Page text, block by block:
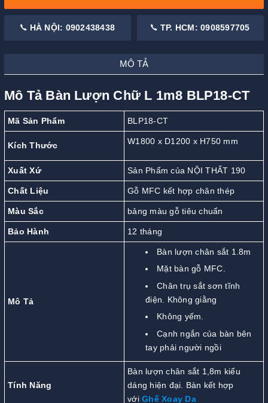
HÀ NỘI: 0902438438 TP. HCM: 0908597705
MÔ TẢ
Mô Tả Bàn Lượn Chữ L 1m8 BLP18-CT
Mã Sản Phẩm BLP18-CT
Kích Thước W1800 x D1200 x H750 mm
Xuất Xứ Sản Phẩm của NỘI THẤT 190
Chất Liệu Gỗ MFC kết hợp chân thép
Màu Sắc bảng màu gỗ tiêu chuẩn
Bảo Hành 12 tháng
Mô Tả
Bàn lượn chân sắt 1.8m
Mặt bàn gỗ MFC.
Chân trụ sắt sơn tĩnh
điện. Không giằng
Không yếm.
Cạnh ngắn của bàn bên
tay phải người ngồi
Tính Năng
Bàn lượn chân sắt 1,8m kiểu
dáng hiện đại. Bàn kết hợp
với Ghế Xoay Da